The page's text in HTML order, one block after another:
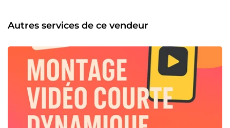
adapté à vos besoins. Si vous êtes entrepreneur, dirigeant
ou responsable d’équipe et que vous cherchez un
quotidien, je serais ravi d’échanger avec vous ! Contacte-
moi 🤝
Autres services de ce vendeur